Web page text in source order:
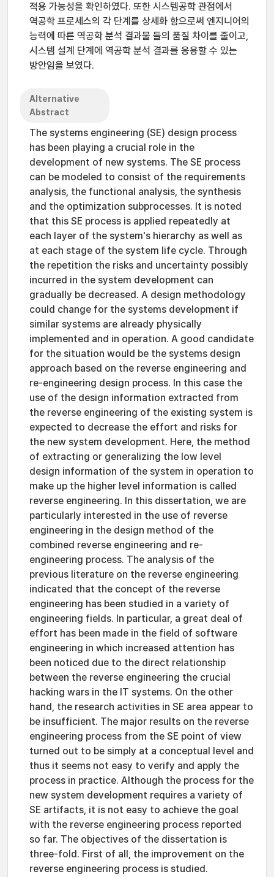
적용 가능성을 확인하였다. 또한 시스템공학 관점에서
역공학 프로세스의 각 단계를 상세화 함으로써 엔지니어의
능력에 따른 역공학 분석 결과물 들의 품질 차이를 줄이고,
시스템 설계 단계에 역공학 분석 결과를 응용할 수 있는
방안임을 보였다.
Alternative
Abstract
The systems engineering (SE) design process
has been playing a crucial role in the
development of new systems. The SE process
can be modeled to consist of the requirements
analysis, the functional analysis, the synthesis
and the optimization subprocesses. It is noted
that this SE process is applied repeatedly at
each layer of the system's hierarchy as well as
at each stage of the system life cycle. Through
the repetition the risks and uncertainty possibly
incurred in the system development can
gradually be decreased. A design methodology
could change for the systems development if
similar systems are already physically
implemented and in operation. A good candidate
for the situation would be the systems design
approach based on the reverse engineering and
re-engineering design process. In this case the
use of the design information extracted from
the reverse engineering of the existing system is
expected to decrease the effort and risks for
the new system development. Here, the method
of extracting or generalizing the low level
design information of the system in operation to
make up the higher level information is called
reverse engineering. In this dissertation, we are
particularly interested in the use of reverse
engineering in the design method of the
combined reverse engineering and re-
engineering process. The analysis of the
previous literature on the reverse engineering
indicated that the concept of the reverse
engineering has been studied in a variety of
engineering fields. In particular, a great deal of
effort has been made in the field of software
engineering in which increased attention has
been noticed due to the direct relationship
between the reverse engineering the crucial
hacking wars in the IT systems. On the other
hand, the research activities in SE area appear to
be insufficient. The major results on the reverse
engineering process from the SE point of view
turned out to be simply at a conceptual level and
thus it seems not easy to verify and apply the
process in practice. Although the process for the
new system development requires a variety of
SE artifacts, it is not easy to achieve the goal
with the reverse engineering process reported
so far. The objectives of the dissertation is
three-fold. First of all, the improvement on the
reverse engineering process is studied.